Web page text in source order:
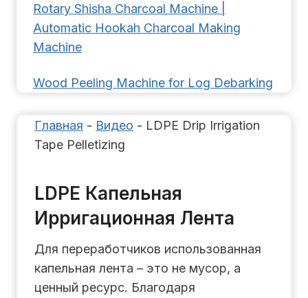
Rotary Shisha Charcoal Machine |
Automatic Hookah Charcoal Making
Machine
Wood Peeling Machine for Log Debarking
Главная - Видео - LDPE Drip Irrigation
Tape Pelletizing
LDPE Капельная
Ирригационная Лента
Для переработчиков использованная
капельная лента – это не мусор, а
ценный ресурс. Благодаря